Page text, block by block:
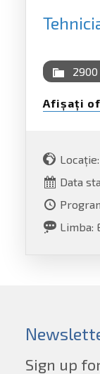
Afișați
Locație:
Data
Limba:
Sign up